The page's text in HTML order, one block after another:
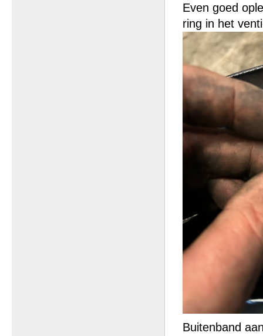
Even goed
ring in het
Buitenband